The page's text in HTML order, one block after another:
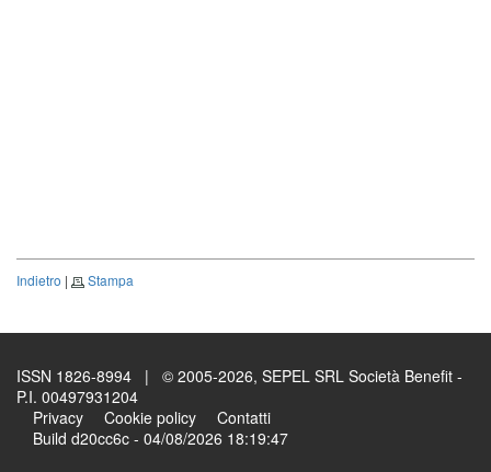
Indietro | Stampa
ISSN 1826-8994 | © 2005-2026, SEPEL SRL Società Benefit -
P.I. 00497931204
Privacy
Cookie policy
Contatti
Build d20cc6c - 04/08/2026 18:19:47